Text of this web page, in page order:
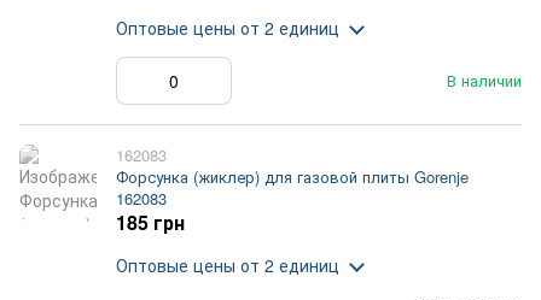
В наличии
Оптовые цены от 2 единиц
162083
Форсунка (жиклер) для газовой плиты Gorenje
162083
185 грн
Оптовые цены от 2 единиц